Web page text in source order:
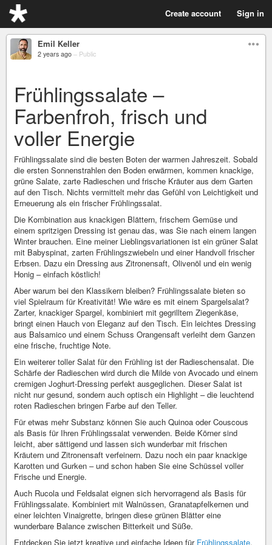
Create account Sign in
Emil Keller
2 years ago – Public
Frühlingssalate –
Farbenfroh, frisch und
voller Energie
Frühlingssalate sind die besten Boten der warmen Jahreszeit. Sobald
die ersten Sonnenstrahlen den Boden erwärmen, kommen knackige,
grüne Salate, zarte Radieschen und frische Kräuter aus dem Garten
auf den Tisch. Nichts vermittelt mehr das Gefühl von Leichtigkeit und
Erneuerung als ein frischer Frühlingssalat.
Die Kombination aus knackigen Blättern, frischem Gemüse und
einem spritzigen Dressing ist genau das, was Sie nach einem langen
Winter brauchen. Eine meiner Lieblingsvariationen ist ein grüner Salat
mit Babyspinat, zarten Frühlingszwiebeln und einer Handvoll frischer
Erbsen. Dazu ein Dressing aus Zitronensaft, Olivenöl und ein wenig
Honig – einfach köstlich!
Aber warum bei den Klassikern bleiben? Frühlingssalate bieten so
viel Spielraum für Kreativität! Wie wäre es mit einem Spargelsalat?
Zarter, knackiger Spargel, kombiniert mit gegrilltem Ziegenkäse,
bringt einen Hauch von Eleganz auf den Tisch. Ein leichtes Dressing
aus Balsamico und einem Schuss Orangensaft verleiht dem Ganzen
eine frische, fruchtige Note.
Ein weiterer toller Salat für den Frühling ist der Radieschensalat. Die
Schärfe der Radieschen wird durch die Milde von Avocado und einem
cremigen Joghurt-Dressing perfekt ausgeglichen. Dieser Salat ist
nicht nur gesund, sondern auch optisch ein Highlight – die leuchtend
roten Radieschen bringen Farbe auf den Teller.
Für etwas mehr Substanz können Sie auch Quinoa oder Couscous
als Basis für Ihren Frühlingssalat verwenden. Beide Körner sind
leicht, aber sättigend und lassen sich wunderbar mit frischen
Kräutern und Zitronensaft verfeinern. Dazu noch ein paar knackige
Karotten und Gurken – und schon haben Sie eine Schüssel voller
Frische und Energie.
Auch Rucola und Feldsalat eignen sich hervorragend als Basis für
Frühlingssalate. Kombiniert mit Walnüssen, Granatapfelkernen und
einer leichten Vinaigrette, bringen diese grünen Blätter eine
wunderbare Balance zwischen Bitterkeit und Süße.
Entdecken Sie jetzt kreative und einfache Ideen für Frühlingssalate,